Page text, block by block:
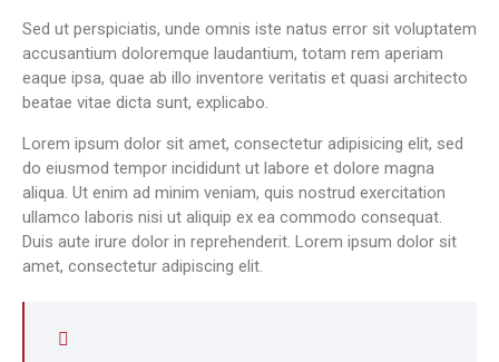
Sed ut perspiciatis, unde omnis iste natus error sit voluptatem
accusantium doloremque laudantium, totam rem aperiam
eaque ipsa, quae ab illo inventore veritatis et quasi architecto
beatae vitae dicta sunt, explicabo.
Lorem ipsum dolor sit amet, consectetur adipisicing elit, sed
do eiusmod tempor incididunt ut labore et dolore magna
aliqua. Ut enim ad minim veniam, quis nostrud exercitation
ullamco laboris nisi ut aliquip ex ea commodo consequat.
Duis aute irure dolor in reprehenderit. Lorem ipsum dolor sit
amet, consectetur adipiscing elit.